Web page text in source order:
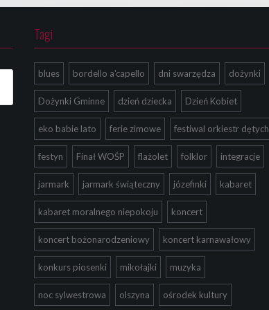
Tagi
blues bordello a'capello dni swarzędza dożynki
Dożynki Gminne dzień dziecka Dzień Kobiet
eko babie lato ferie zimowe festiwal orkiestr dętych
festyn Finał WOŚP flażolet folklor integracje
jarmark jarmark świąteczny józefinki kabaret
kabaret moralnego niepokoju koncert
koncert bożonarodzeniowy koncert karnawałowy
konkurs piosenki mikołajki muzyka
noc sylwestrowa olszyna ośrodek kultury